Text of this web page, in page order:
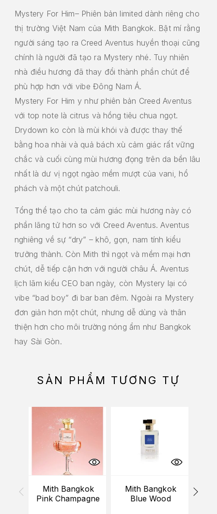
Mystery For Him– Phiên bản limited dành riêng cho
thị trường Việt Nam của Mith Bangkok. Bật mí rằng
người sáng tạo ra Creed Aventus huyền thoại cũng
chính là người đã tạo ra Mystery nhé. Tuy nhiên
nhà điều hương đã thay đổi thành phần chút để
phù hợp hơn với vibe Đông Nam Á.
Mystery For Him y như phiên bản Creed Aventus
với top note là citrus và hồng tiêu chua ngọt.
Drydown ko còn là mùi khói và được thay thế
bằng hoa nhài và quả bách xù cảm giác rất vững
chắc và cuối cùng mùi hương đọng trên da bền lâu
nhất là dư vị ngọt ngào mềm mượt của vani, hổ
phách và một chút patchouli.
Tổng thể tạo cho ta cảm giác mùi hương này có
phần lãng tử hơn so với Creed Aventus. Aventus
nghiêng về sự “dry” – khô, gọn, nam tính kiểu
trưởng thành. Còn Mith thì ngọt và mềm mại hơn
chút, dễ tiếp cận hơn với người châu Á. Aventus
lịch lãm kiểu CEO ban ngày, còn Mystery lại có
vibe “bad boy” đi bar ban đêm. Ngoài ra Mystery
đơn giản hơn một chút, nhưng dễ dùng và thân
thiện hơn cho môi trường nóng ẩm như Bangkok
hay Sài Gòn.
SẢN PHẨM TƯƠNG TỰ
Mith Bangkok
Pink Champagne
Mith Bangkok
Blue Wood